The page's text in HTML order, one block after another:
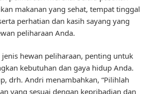
makanan yang sehat, tempat tinggal
perhatian dan kasih sayang yang
peliharaan Anda.
hewan peliharaan, penting untuk
kebutuhan dan gaya hidup Anda.
drh. Andri menambahkan, “Pilihlah
yang sesuai dengan kepribadian dan